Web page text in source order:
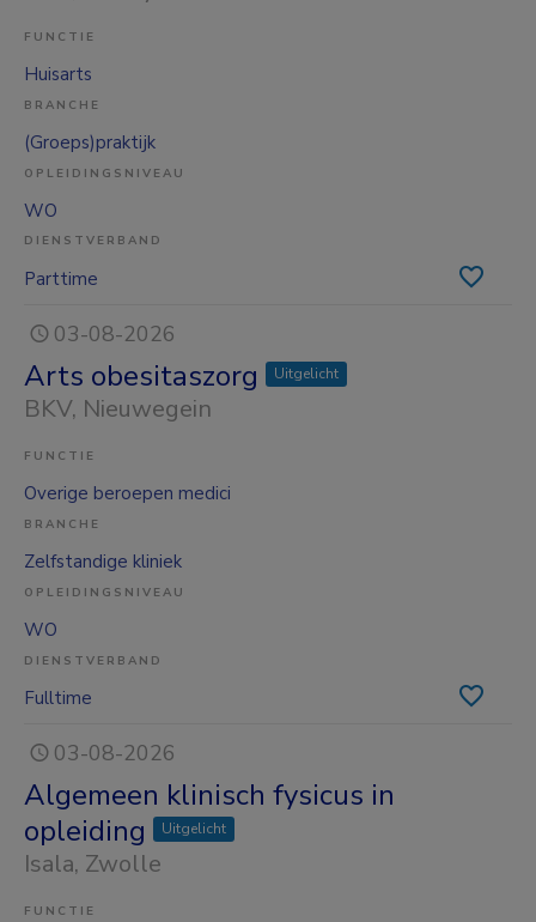
FUNCTIE
Huisarts
BRANCHE
(Groeps)praktijk
OPLEIDINGSNIVEAU
WO
DIENSTVERBAND
Parttime
03-08-2026
Arts obesitaszorg Uitgelicht
BKV, Nieuwegein
FUNCTIE
Overige beroepen medici
BRANCHE
Zelfstandige kliniek
OPLEIDINGSNIVEAU
WO
DIENSTVERBAND
Fulltime
03-08-2026
Algemeen klinisch fysicus in
opleiding
Uitgelicht
Isala, Zwolle
FUNCTIE